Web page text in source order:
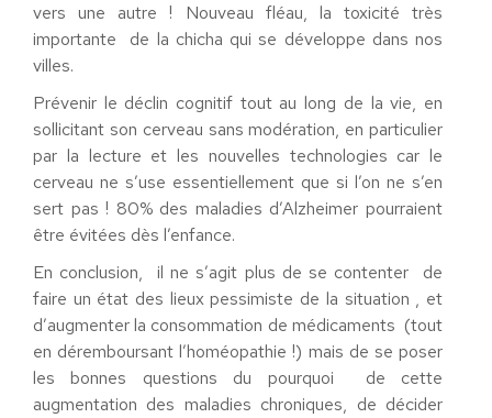
vers une autre ! Nouveau fléau, la toxicité très
importante de la chicha qui se développe dans nos
villes.
Prévenir le déclin cognitif tout au long de la vie, en
sollicitant son cerveau sans modération, en particulier
par la lecture et les nouvelles technologies car le
cerveau ne s’use essentiellement que si l’on ne s’en
sert pas ! 80% des maladies d’Alzheimer pourraient
être évitées dès l’enfance.
En conclusion, il ne s’agit plus de se contenter de
faire un état des lieux pessimiste de la situation , et
d’augmenter la consommation de médicaments (tout
en déremboursant l’homéopathie !) mais de se poser
les bonnes questions du pourquoi de cette
augmentation des maladies chroniques, de décider